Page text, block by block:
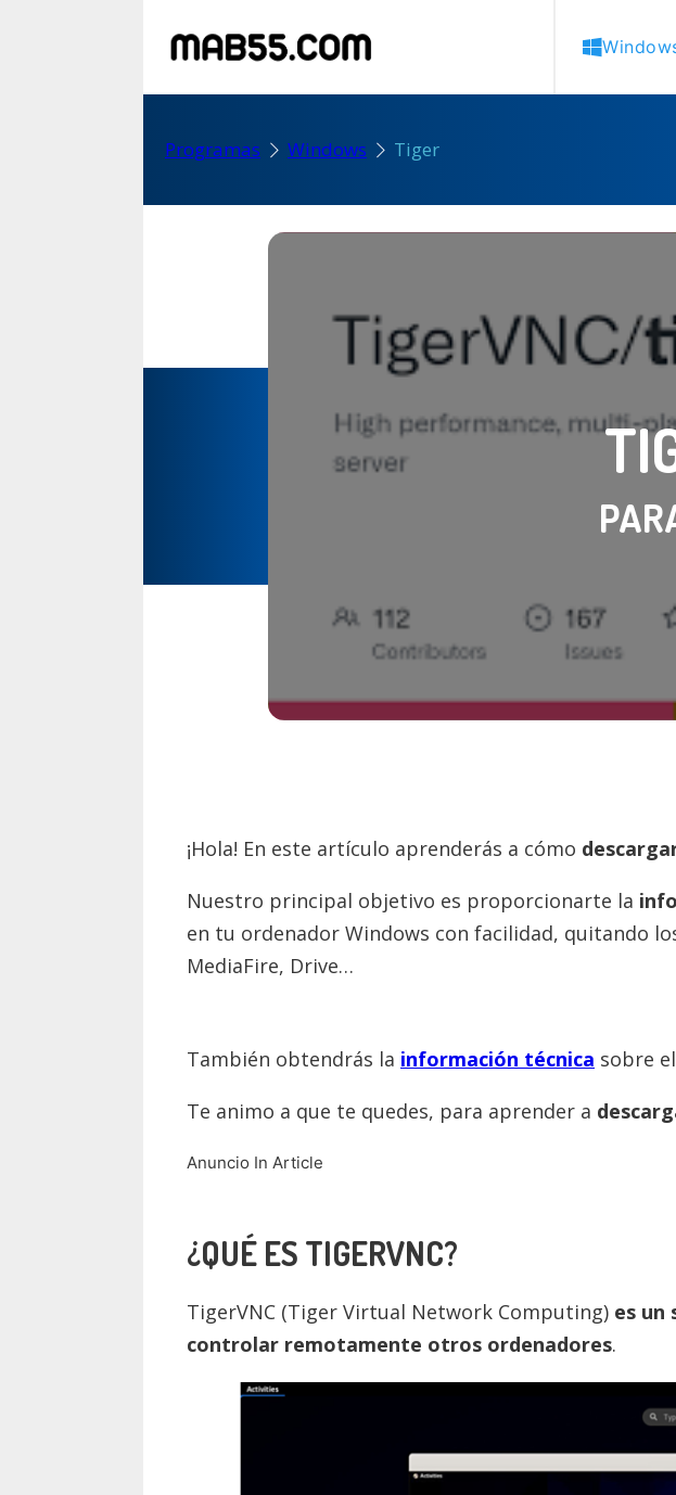
Programas Windows Tiger
¡Hola! En este artículo aprenderás a cómo
Nuestro principal objetivo es proporcionarte la
en tu ordenador Windows con facilidad, quitando
MediaFire, Drive…
También obtendrás la información técnica sobre
Te animo a que te quedes, para aprender a
Anuncio In Article
¿QUÉ ES TIGERVNC?
TigerVNC (Tiger Virtual Network Computing) es un
controlar remotamente otros ordenadores.